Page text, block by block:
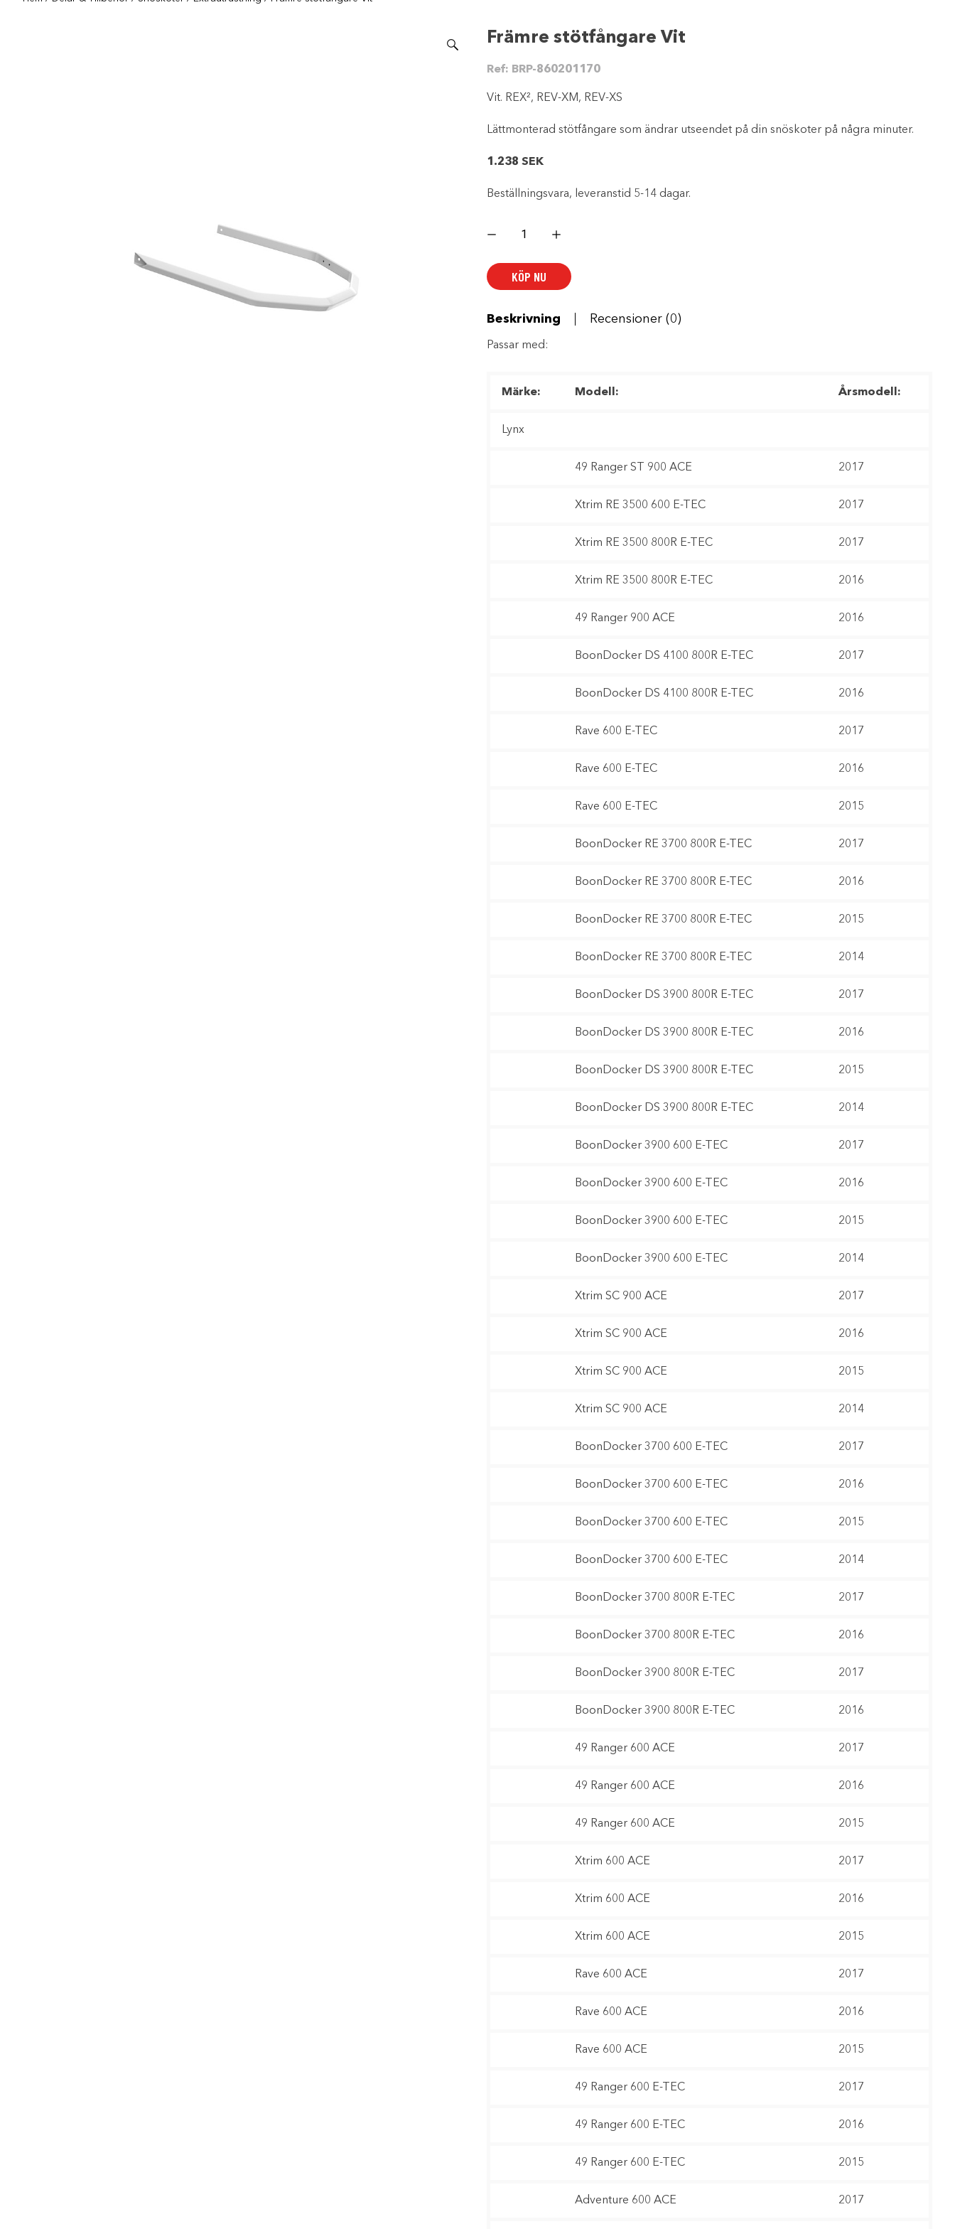
Främre stötfångare Vit
Ref: BRP-860201170
Vit. REX², REV-XM, REV-XS
Lättmonterad stötfångare som ändrar utseendet på din snöskoter på några minuter.
1.238 SEK
Beställningsvara, leveranstid 5-14 dagar.
stötfångare
KÖP NU
Beskrivning Recensioner (0)
Passar med:
Märke: Modell: Årsmodell:
Lynx
49 Ranger ST 900 ACE 2017
Xtrim RE 3500 600 E-TEC 2017
Xtrim RE 3500 800R E-TEC 2017
Xtrim RE 3500 800R E-TEC 2016
49 Ranger 900 ACE 2016
BoonDocker DS 4100 800R E-TEC 2017
BoonDocker DS 4100 800R E-TEC 2016
Rave 600 E-TEC 2017
Rave 600 E-TEC 2016
Rave 600 E-TEC 2015
BoonDocker RE 3700 800R E-TEC 2017
BoonDocker RE 3700 800R E-TEC 2016
BoonDocker RE 3700 800R E-TEC 2015
BoonDocker RE 3700 800R E-TEC 2014
BoonDocker DS 3900 800R E-TEC 2017
BoonDocker DS 3900 800R E-TEC 2016
BoonDocker DS 3900 800R E-TEC 2015
BoonDocker DS 3900 800R E-TEC 2014
BoonDocker 3900 600 E-TEC 2017
BoonDocker 3900 600 E-TEC 2016
BoonDocker 3900 600 E-TEC 2015
BoonDocker 3900 600 E-TEC 2014
Xtrim SC 900 ACE 2017
Xtrim SC 900 ACE 2016
Xtrim SC 900 ACE 2015
Xtrim SC 900 ACE 2014
BoonDocker 3700 600 E-TEC 2017
BoonDocker 3700 600 E-TEC 2016
BoonDocker 3700 600 E-TEC 2015
BoonDocker 3700 600 E-TEC 2014
BoonDocker 3700 800R E-TEC 2017
BoonDocker 3700 800R E-TEC 2016
BoonDocker 3900 800R E-TEC 2017
BoonDocker 3900 800R E-TEC 2016
49 Ranger 600 ACE 2017
49 Ranger 600 ACE 2016
49 Ranger 600 ACE 2015
Xtrim 600 ACE 2017
Xtrim 600 ACE 2016
Xtrim 600 ACE 2015
Rave 600 ACE 2017
Rave 600 ACE 2016
Rave 600 ACE 2015
49 Ranger 600 E-TEC 2017
49 Ranger 600 E-TEC 2016
49 Ranger 600 E-TEC 2015
Adventure 600 ACE 2017